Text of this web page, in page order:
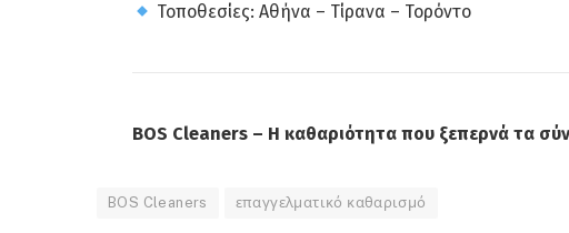
Τοποθεσίες: Αθήνα – Τίρανα – Τορόντο
BOS Cleaners – Η καθαριότητα που ξεπερνά τα
BOS Cleaners επαγγελματικό καθαρισμό